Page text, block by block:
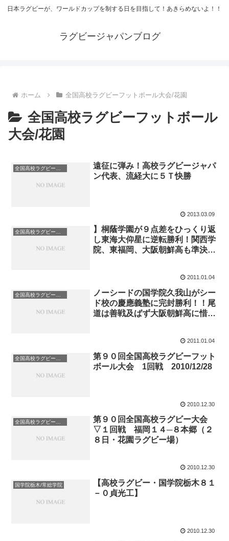
日本ラグビーが、ワールドカップを制する日を目指して！あきらめないよ！！
ラグビージャパンブログ
ホーム 全国高校ラグビーフットボール大会/花園
全国高校ラグビーフットボール
大会/花園
遠征に弾み！高校ラグビージャパ
ン代表、流経大に５Ｔ快勝
2013.03.09
】桐蔭学園が９点差をひっくり返
し東海大仰星に逆転勝利！関西学
院、東福岡、大阪朝鮮高も準決勝
2011.01.04
全国高校ラグビーフットボール大会/花園
ノーシードの国学院久我山がシー
ド校の慶應義塾に完封勝利！！尾
道は善戦及ばず大阪朝鮮高に惜
2011.01.04
第９０回全国高校ラグビーフット
ボール大会 1回戦 2010/12/28
2010.12.30
第９０回全国高校ラグビー大会
▽１回戦 福岡１４─８本郷（２
８日・花園ラグビー場）
2010.12.30
国学院栃木/常総学院
【高校ラグビー・国学院栃木８１
－０貞光工】
2010.12.30